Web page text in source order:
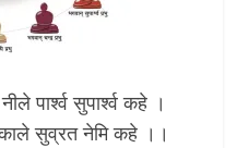
पार्श्व सुपार्श्व कहे ।
सुव्रत नेमि कहे ।।